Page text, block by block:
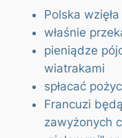
Polska
właśnie
pieniądze
wiatrakami
spłacać
Francuzi
zawyżonych